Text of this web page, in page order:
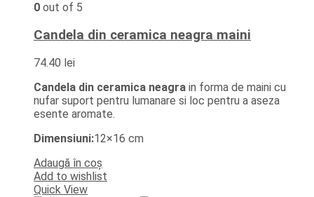
0 out of 5
Candela din ceramica neagra maini
74.40 lei
Candela din ceramica neagra in forma de maini cu
nufar suport pentru lumanare si loc pentru a aseza
esente aromate.
Dimensiuni:12×16 cm
Adaugă în coș
Add to wishlist
Quick View